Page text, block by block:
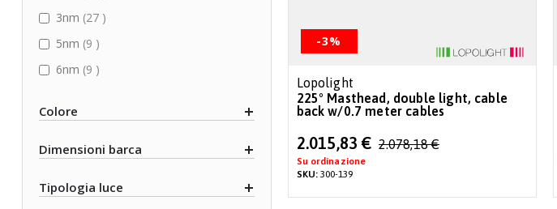
-3%
Lopolight
225° Masthead, double light, cable
back w/0.7 meter cables
Special
Price
2.015,83 € 2.078,18 €
Su ordinazione
SKU:300-139
3nm 27 items
5nm 9 items
6nm 9 items
Colore
Dimensioni barca
Tipologia luce